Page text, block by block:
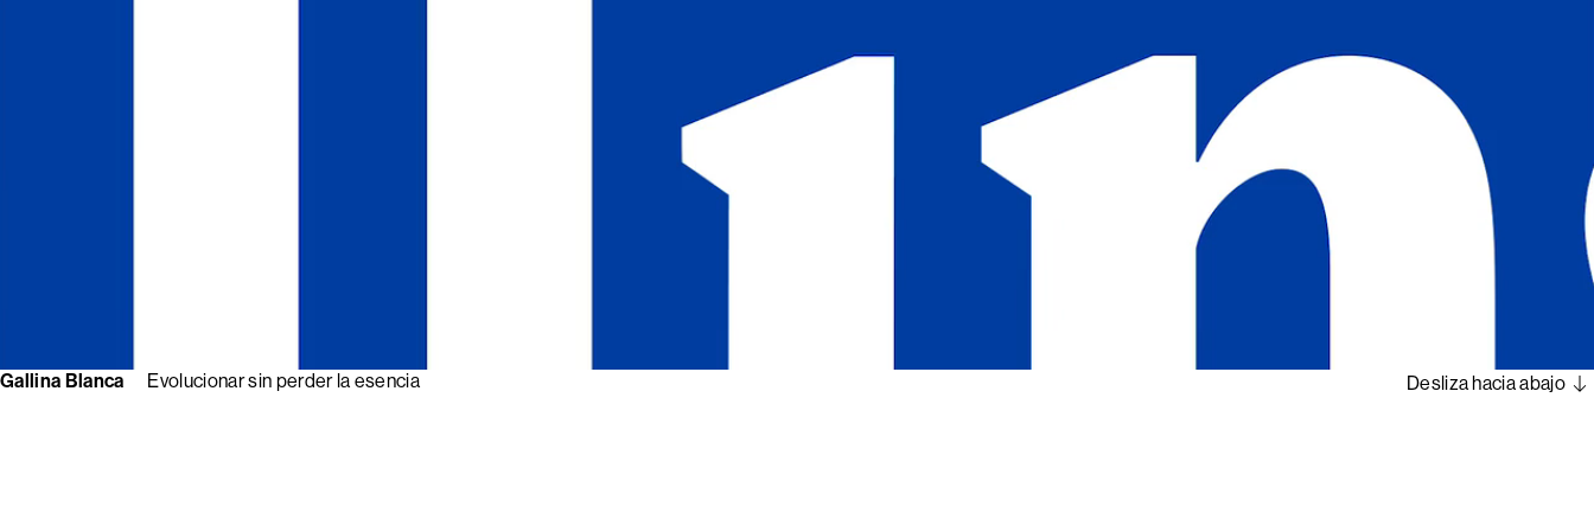
Gallina Blanca Evolucionar sin perder la esencia Desliza hacia abajo